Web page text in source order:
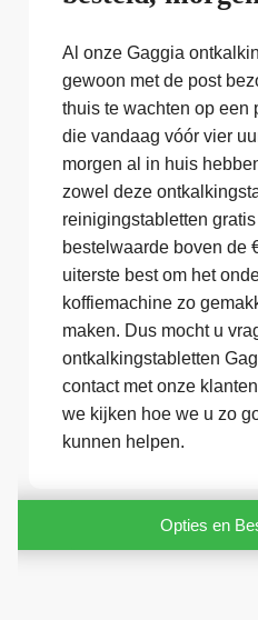
Al onze Gaggia
gewoon met de post
thuis te wachten op een
die vandaag vóór vier
morgen al in huis
zowel deze
reinigingstabletten
bestelwaarde boven de
uiterste best om het
koffiemachine zo
maken. Dus mocht u
ontkalkingstabletten
contact met onze
we kijken hoe we u zo
kunnen helpen.
Opties en